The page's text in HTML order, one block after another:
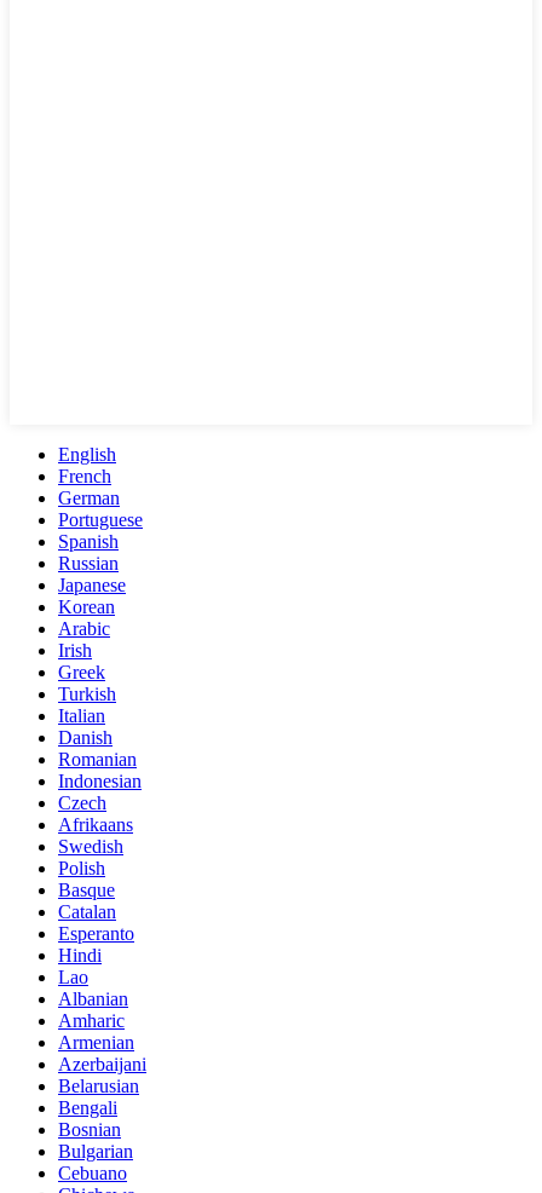
English
French
German
Portuguese
Spanish
Russian
Japanese
Korean
Arabic
Irish
Greek
Turkish
Italian
Danish
Romanian
Indonesian
Czech
Afrikaans
Swedish
Polish
Basque
Catalan
Esperanto
Hindi
Lao
Albanian
Amharic
Armenian
Azerbaijani
Belarusian
Bengali
Bosnian
Bulgarian
Cebuano